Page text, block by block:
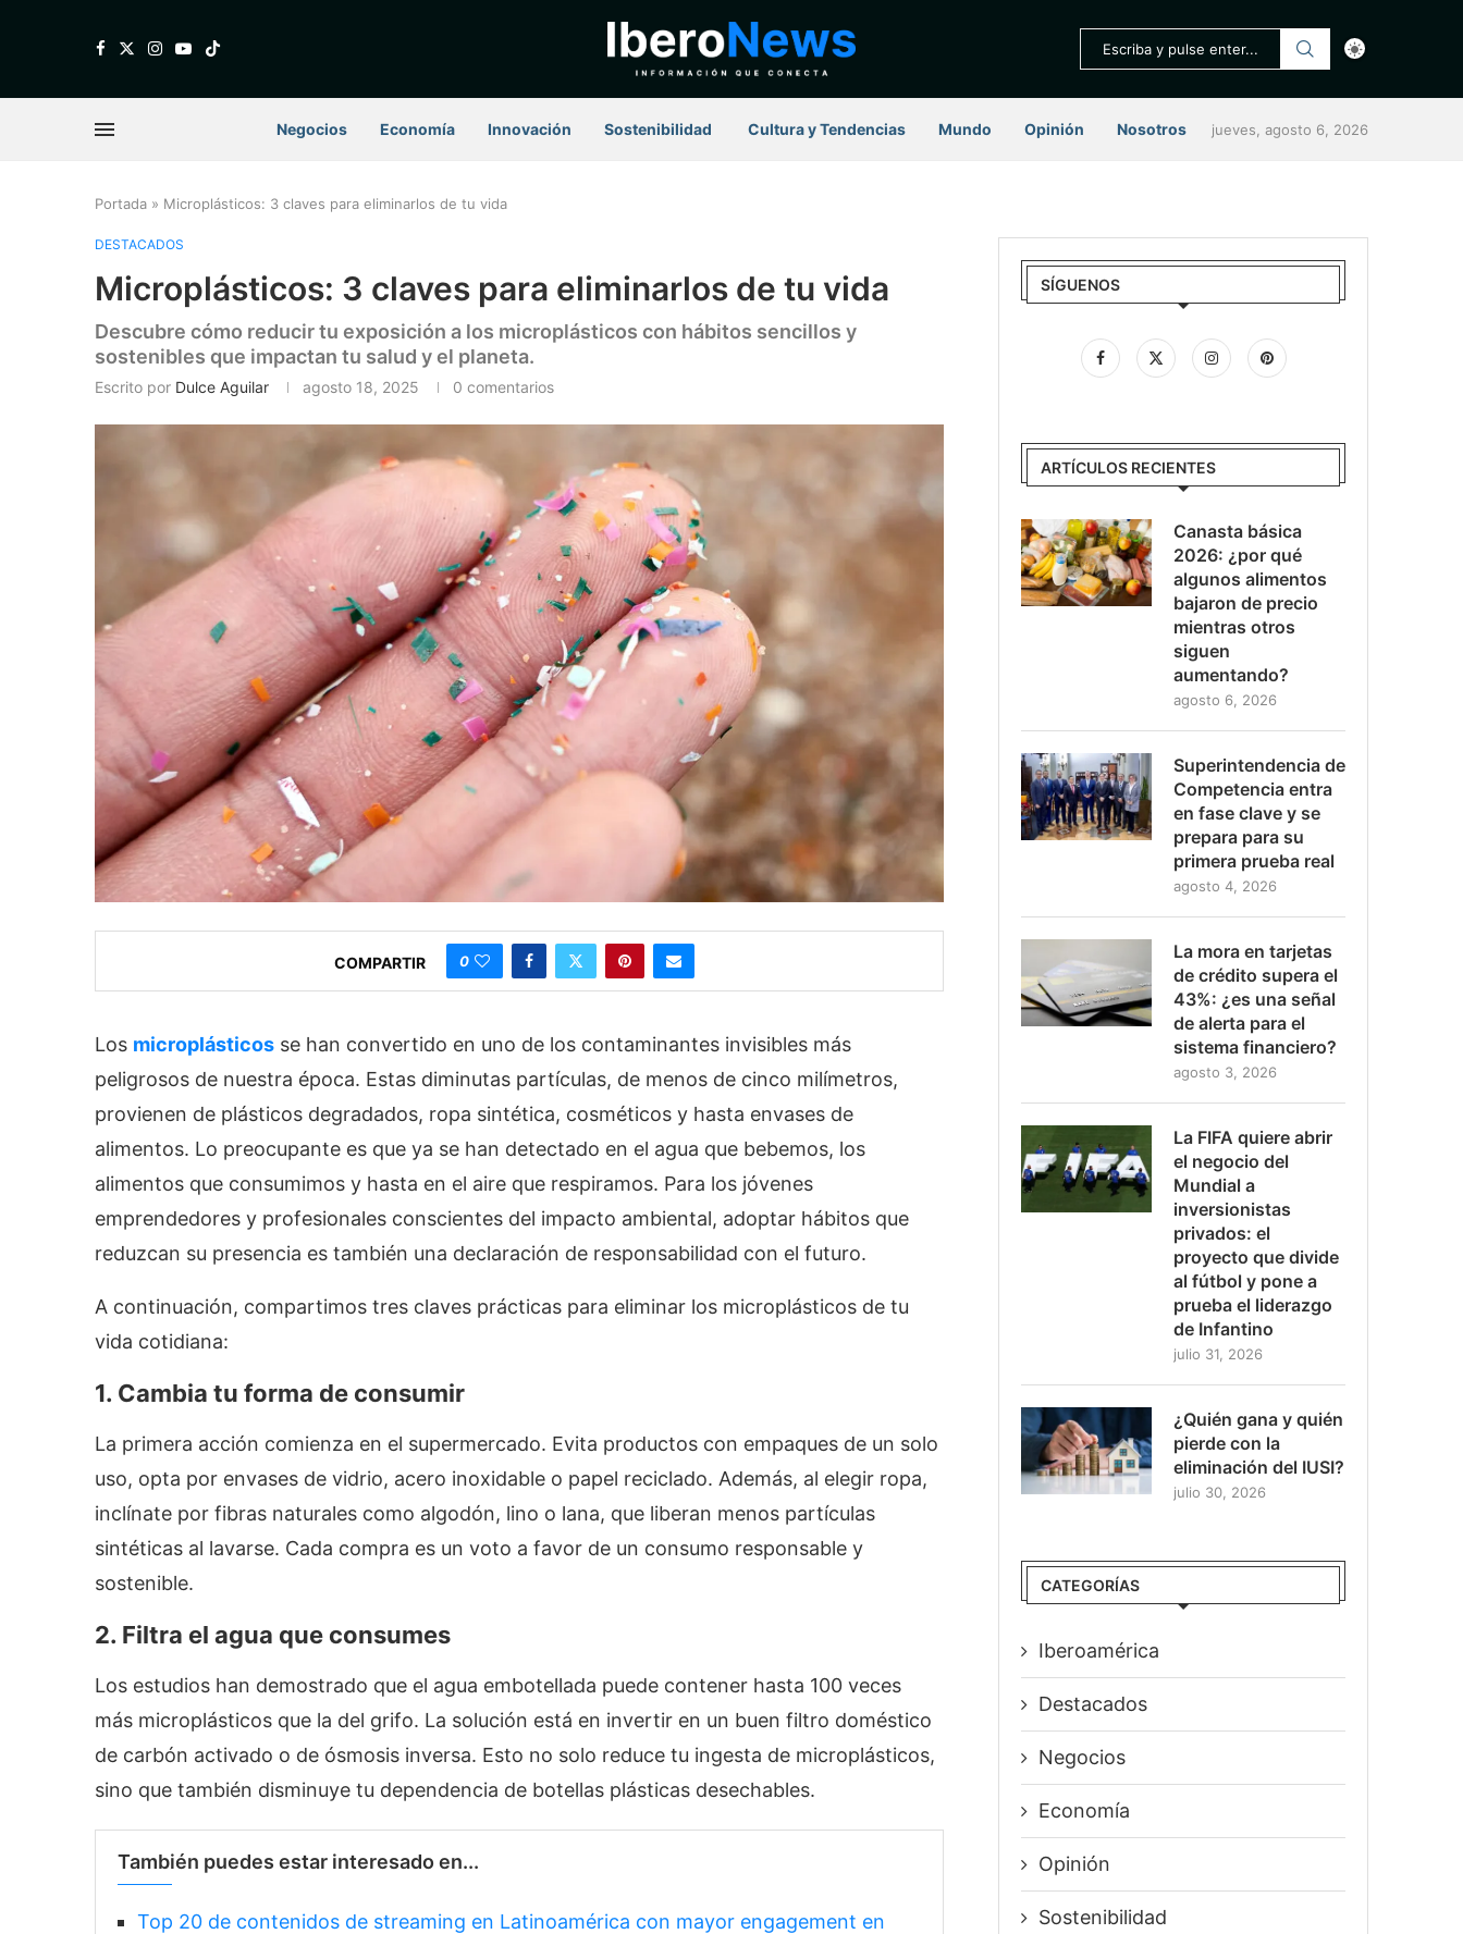
Negocios Economía Innovación Sostenibilidad ⁠ Cultura y Tendencias Mundo Opinión Nosotros jueves, agosto 6, 2026
Portada » Microplásticos: 3 claves para eliminarlos de tu vida
DESTACADOS
Microplásticos: 3 claves para eliminarlos de tu vida
Descubre cómo reducir tu exposición a los microplásticos con hábitos sencillos y
sostenibles que impactan tu salud y el planeta.
Escrito por Dulce Aguilar agosto 18, 2025 0 comentarios
COMPARTIR 0
Los microplásticos se han convertido en uno de los contaminantes invisibles más
peligrosos de nuestra época. Estas diminutas partículas, de menos de cinco milímetros,
provienen de plásticos degradados, ropa sintética, cosméticos y hasta envases de
alimentos. Lo preocupante es que ya se han detectado en el agua que bebemos, los
alimentos que consumimos y hasta en el aire que respiramos. Para los jóvenes
emprendedores y profesionales conscientes del impacto ambiental, adoptar hábitos que
reduzcan su presencia es también una declaración de responsabilidad con el futuro.
A continuación, compartimos tres claves prácticas para eliminar los microplásticos de tu
vida cotidiana:
1. Cambia tu forma de consumir
La primera acción comienza en el supermercado. Evita productos con empaques de un solo
uso, opta por envases de vidrio, acero inoxidable o papel reciclado. Además, al elegir ropa,
inclínate por fibras naturales como algodón, lino o lana, que liberan menos partículas
sintéticas al lavarse. Cada compra es un voto a favor de un consumo responsable y
sostenible.
2. Filtra el agua que consumes
Los estudios han demostrado que el agua embotellada puede contener hasta 100 veces
más microplásticos que la del grifo. La solución está en invertir en un buen filtro doméstico
de carbón activado o de ósmosis inversa. Esto no solo reduce tu ingesta de microplásticos,
sino que también disminuye tu dependencia de botellas plásticas desechables.
También puedes estar interesado en...
Top 20 de contenidos de streaming en Latinoamérica con mayor engagement en
SÍGUENOS
ARTÍCULOS RECIENTES
Canasta básica
2026: ¿por qué
algunos alimentos
bajaron de precio
mientras otros
siguen
aumentando?
agosto 6, 2026
Superintendencia de
Competencia entra
en fase clave y se
prepara para su
primera prueba real
agosto 4, 2026
La mora en tarjetas
de crédito supera el
43%: ¿es una señal
de alerta para el
sistema financiero?
agosto 3, 2026
La FIFA quiere abrir
el negocio del
Mundial a
inversionistas
privados: el
proyecto que divide
al fútbol y pone a
prueba el liderazgo
de Infantino
julio 31, 2026
¿Quién gana y quién
pierde con la
eliminación del IUSI?
julio 30, 2026
CATEGORÍAS
Iberoamérica
Destacados
Negocios
Economía
Opinión
Sostenibilidad